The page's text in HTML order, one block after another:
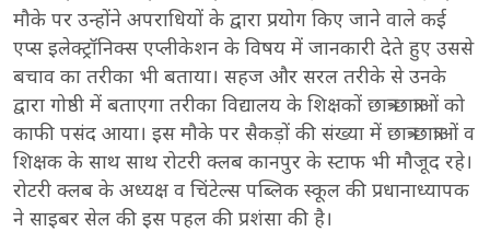
मौके पर उन्होंने अपराधियों के द्वारा प्रयोग किए जाने वाले कई
एप्स इलेक्ट्रॉनिक्स एप्लीकेशन के विषय में जानकारी देते हुए उससे
बचाव का तरीका भी बताया। सहज और सरल तरीके से उनके
द्वारा गोष्ठी में बताएगा तरीका विद्यालय के शिक्षकों छात्र-छात्राओं को
काफी पसंद आया। इस मौके पर सैकड़ों की संख्या में छात्र-छात्राओं व
शिक्षक के साथ साथ रोटरी क्लब कानपुर के स्टाफ भी मौजूद रहे।
रोटरी क्लब के अध्यक्ष व चिंटेल्स पब्लिक स्कूल की प्रधानाध्यापक
ने साइबर सेल की इस पहल की प्रशंसा की है।